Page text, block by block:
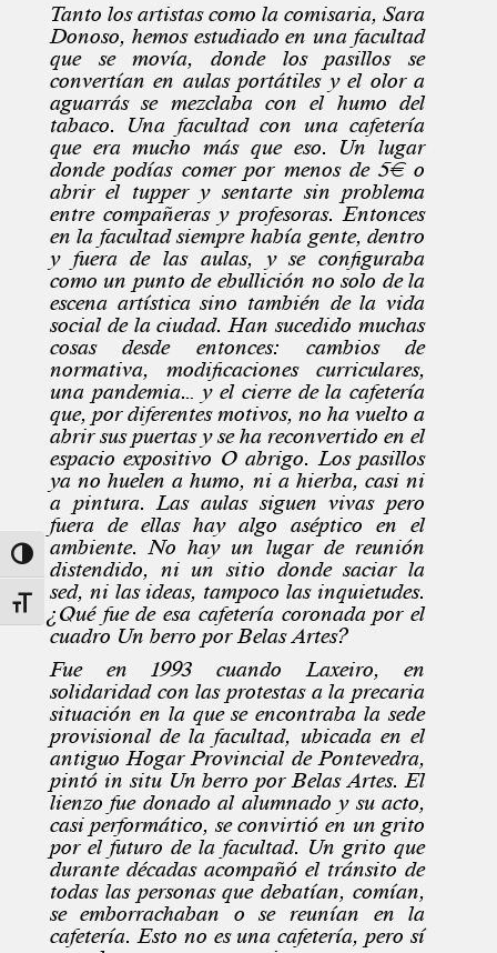
Toggle High Contrast
Toggle Font size
Tanto los artistas como la comisaria, Sara
Donoso, hemos estudiado en una facultad
que se movía, donde los pasillos se
convertían en aulas portátiles y el olor a
aguarrás se mezclaba con el humo del
tabaco. Una facultad con una cafetería
que era mucho más que eso. Un lugar
donde podías comer por menos de 5€ o
abrir el tupper y sentarte sin problema
entre compañeras y profesoras. Entonces
en la facultad siempre había gente, dentro
y fuera de las aulas, y se configuraba
como un punto de ebullición no solo de la
escena artística sino también de la vida
social de la ciudad. Han sucedido muchas
cosas desde entonces: cambios de
normativa, modificaciones curriculares,
una pandemia… y el cierre de la cafetería
que, por diferentes motivos, no ha vuelto a
abrir sus puertas y se ha reconvertido en el
espacio expositivo O abrigo. Los pasillos
ya no huelen a humo, ni a hierba, casi ni
a pintura. Las aulas siguen vivas pero
fuera de ellas hay algo aséptico en el
ambiente. No hay un lugar de reunión
distendido, ni un sitio donde saciar la
sed, ni las ideas, tampoco las inquietudes.
¿Qué fue de esa cafetería coronada por el
cuadro Un berro por Belas Artes?
Fue en 1993 cuando Laxeiro, en
solidaridad con las protestas a la precaria
situación en la que se encontraba la sede
provisional de la facultad, ubicada en el
antiguo Hogar Provincial de Pontevedra,
pintó in situ Un berro por Belas Artes. El
lienzo fue donado al alumnado y su acto,
casi performático, se convirtió en un grito
por el futuro de la facultad. Un grito que
durante décadas acompañó el tránsito de
todas las personas que debatían, comían,
se emborrachaban o se reunían en la
cafetería. Esto no es una cafetería, pero sí